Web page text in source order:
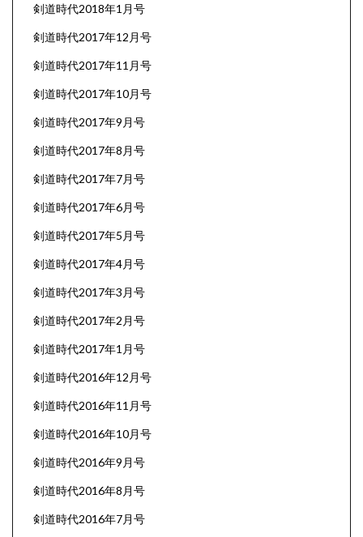
剣道時代2018年1月号
剣道時代2017年12月号
剣道時代2017年11月号
剣道時代2017年10月号
剣道時代2017年9月号
剣道時代2017年8月号
剣道時代2017年7月号
剣道時代2017年6月号
剣道時代2017年5月号
剣道時代2017年4月号
剣道時代2017年3月号
剣道時代2017年2月号
剣道時代2017年1月号
剣道時代2016年12月号
剣道時代2016年11月号
剣道時代2016年10月号
剣道時代2016年9月号
剣道時代2016年8月号
剣道時代2016年7月号